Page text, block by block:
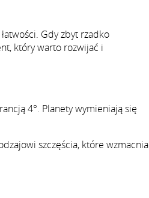
Gdy zbyt rzadko
który warto rozwijać i
4°. Planety wymieniają się
szczęścia, które wzmacnia